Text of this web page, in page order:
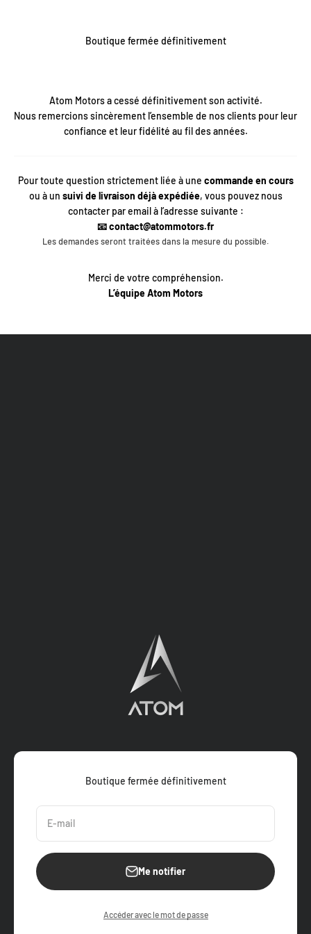
Boutique fermée définitivement
Atom Motors a cessé définitivement son activité.
Nous remercions sincèrement l’ensemble de nos clients pour leur
confiance et leur fidélité au fil des années.
Pour toute question strictement liée à une commande en cours
ou à un suivi de livraison déjà expédiée, vous pouvez nous
contacter par email à l’adresse suivante :
📧 contact@atommotors.fr
Les demandes seront traitées dans la mesure du possible.
Merci de votre compréhension.
L’équipe Atom Motors
Atom Motors
Boutique fermée définitivement
E-mail
Me notifier
Accéder avec le mot de passe